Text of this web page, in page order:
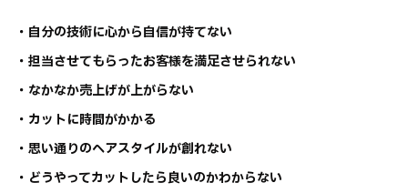
・自分の技術に心から自信が持てない
・担当させてもらったお客様を満足させられない
・なかなか売上げが上がらない
・カットに時間がかかる
・思い通りのヘアスタイルが創れない
・どうやってカットしたら良いのかわからない